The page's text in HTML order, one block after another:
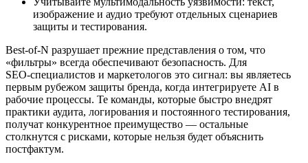
изображение и аудио требуют отдельных сценариев
защиты и тестирования.
Best‑of‑N разрушает прежние представления о том, что
«фильтры» всегда обеспечивают безопасность. Для
SEO‑специалистов и маркетологов это сигнал: вы являетесь
первым рубежом защиты бренда, когда интегрируете AI в
рабочие процессы. Те команды, которые быстро внедрят
практики аудита, логирования и постоянного тестирования,
получат конкурентное преимущество — остальные
столкнутся с рисками, которые нельзя будет объяснить
постфактум.